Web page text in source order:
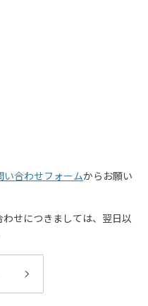
い合わせフォームからお願い
せにつきましては、翌日以